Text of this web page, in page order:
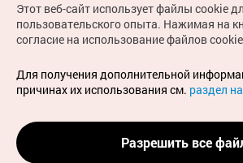
(с) Национальная организация
права защищены
Для извещения об ошибках и
работой веб-сайта, направляйте
официальный адрес электронной
russian@knto.or.kr
Этот веб-сайт использует файлы cookie
пользовательского опыта. Нажимая на
согласие на использование файлов
Для получения дополнительной
причинах их использования см. раздел
Разрешить все